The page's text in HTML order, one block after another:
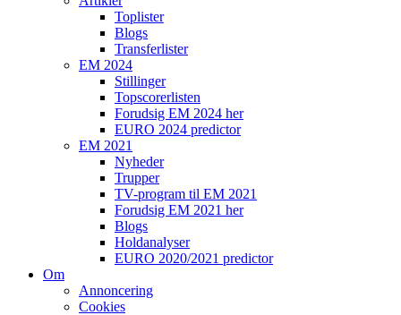
Toplister
Blogs
Transferlister
EM 2024
Stillinger
Topscorerlisten
Forudsig EM 2024 her
EURO 2024 predictor
EM 2021
Nyheder
Trupper
TV-program til EM 2021
Forudsig EM 2021 her
Blogs
Holdanalyser
EURO 2020/2021 predictor
Om
Annoncering
Cookies